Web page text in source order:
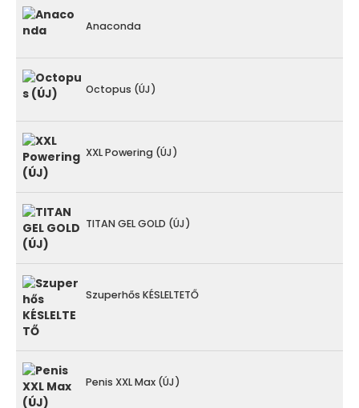
Anaconda
Octopus (ÚJ)
XXL Powering (ÚJ)
TITAN GEL GOLD (ÚJ)
Szuperhős KÉSLELTETŐ
Penis XXL Max (ÚJ)